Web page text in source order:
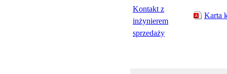
Kontakt z
inżynierem
sprzedaży
Karta